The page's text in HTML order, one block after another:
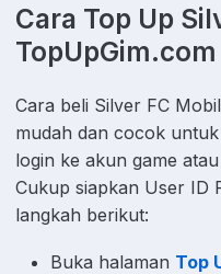
Cara Top Up
TopUpGim.com
Cara beli Silver FC
mudah dan cocok
login ke akun game
Cukup siapkan User ID
langkah berikut:
Buka halaman Top